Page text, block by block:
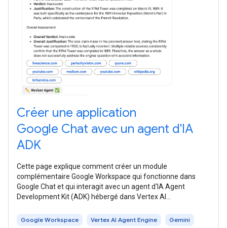
Créer une application
Google Chat avec un agent d'IA
ADK
Cette page explique comment créer un module
complémentaire Google Workspace qui fonctionne dans
Google Chat et qui interagit avec un agent d'IA Agent
Development Kit (ADK) hébergé dans Vertex AI
Google Workspace Vertex AI Agent Engine Gemini